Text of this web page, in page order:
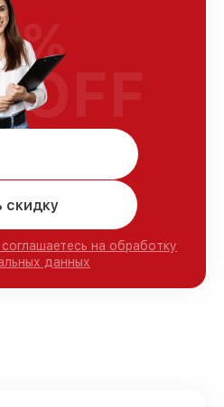
скидку
на обработку
данных
%
OFF